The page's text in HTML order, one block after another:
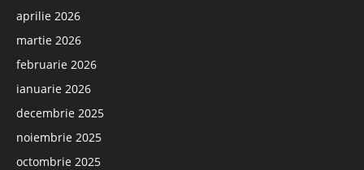
aprilie 2026
martie 2026
februarie 2026
ianuarie 2026
decembrie 2025
noiembrie 2025
octombrie 2025